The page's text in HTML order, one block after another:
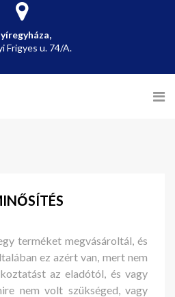
Frigyes u. 74/A.
terméket megvásároltál, és
ez azért van, mert nem
az eladótól, és vagy
nem volt szükséged, vagy